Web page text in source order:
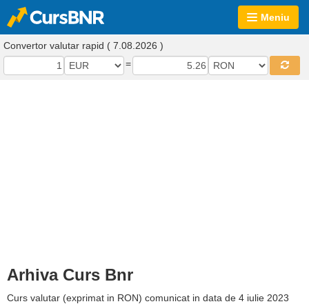
Meniu
Convertor valutar rapid ( 7.08.2026 )
=
Arhiva Curs Bnr
Curs valutar (exprimat in RON) comunicat in data de 4 iulie 2023